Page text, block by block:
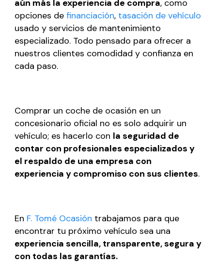
aún más la experiencia de compra, como
opciones de financiación, tasación de vehículo
usado y servicios de mantenimiento
especializado. Todo pensado para ofrecer a
nuestros clientes comodidad y confianza en
cada paso.
Comprar un coche de ocasión en un
concesionario oficial no es solo adquirir un
vehículo; es hacerlo con la seguridad de
contar con profesionales especializados y
el respaldo de una empresa con
experiencia y compromiso con sus clientes.
En F. Tomé Ocasión trabajamos para que
encontrar tu próximo vehículo sea una
experiencia sencilla, transparente, segura y
con todas las garantías.